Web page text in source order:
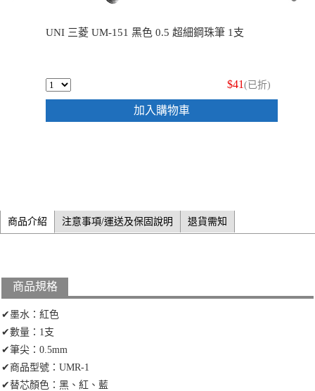
UNI 三菱 UM-151 黑色 0.5 超細鋼珠筆 1支
$41(已折)
加入購物車
商品介紹 注意事項/運送及保固說明 退貨需知
商品規格
✔墨水：紅色
✔數量：1支
✔筆尖：0.5mm
✔商品型號：UMR-1
✔替芯顏色：黑、紅、藍